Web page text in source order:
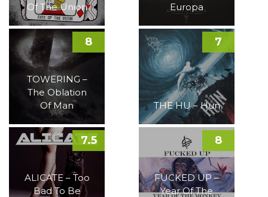
Of The Union
Europa
TOWERING –
The Oblation
Of Man
8
THE HU – Hun
7
ALICATE – Too
Bad To Be
7.5
FUCKED UP –
Year Of The
8